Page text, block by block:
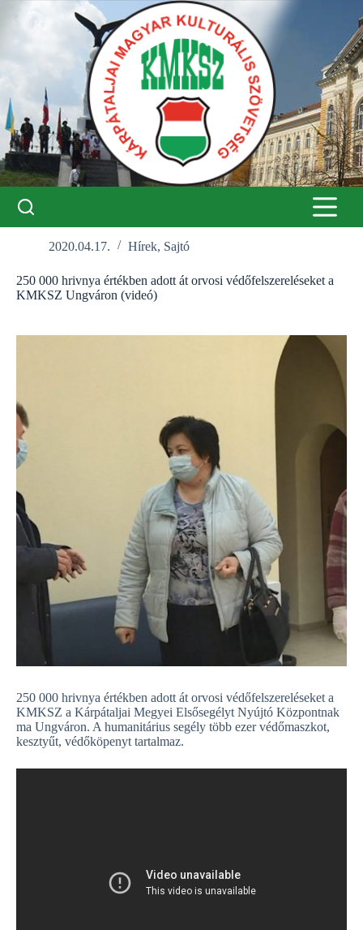
2020.04.17. Hírek, Sajtó
250 000 hrivnya értékben adott át orvosi védőfelszereléseket a
KMKSZ Ungváron (videó)
250 000 hrivnya értékben adott át orvosi védőfelszereléseket a
KMKSZ a Kárpátaljai Megyei Elsősegélyt Nyújtó Központnak
ma Ungváron. A humanitárius segély több ezer védőmaszkot,
kesztyűt, védőköpenyt tartalmaz.